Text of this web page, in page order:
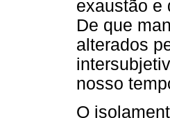
exaustão e
De que
alterados
nosso
O